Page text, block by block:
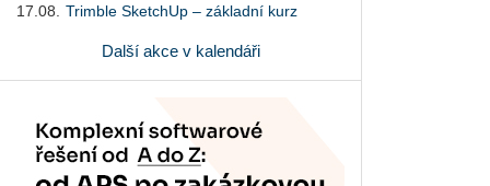
17.08.
Trimble SketchUp – základní kurz
Další akce v kalendáři